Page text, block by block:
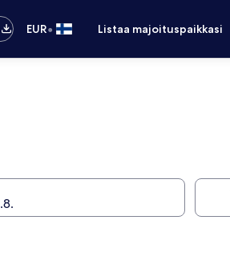
EUR• Listaa majoituspaikkasi